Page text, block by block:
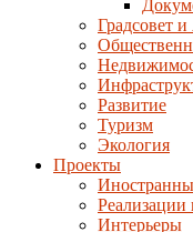
Градсовет
Развитие
Туризм
Экология
Проекты
Реализации
Интерьеры